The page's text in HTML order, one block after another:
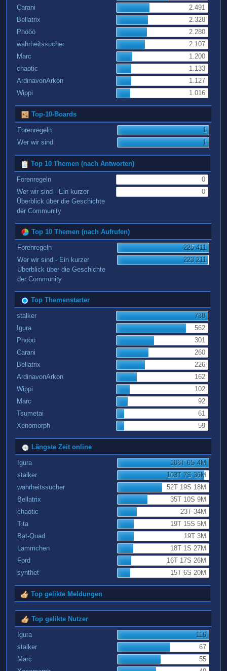
Carani
2.491
Bellatrix
2.328
Phööö
2.280
wahrheitssucher
2.107
Marc
1.200
chaotic
1.133
ArdinavonArkon
1.127
Wippi
1.016
Top-10-Boards
Forenregeln
1
Wer wir sind
1
Top 10 Themen (nach Antworten)
Forenregeln
0
Wer wir sind - Ein kurzer
Überblick über die Geschichte
der Community
0
Top 10 Themen (nach Aufrufen)
Forenregeln
225.411
Wer wir sind - Ein kurzer
Überblick über die Geschichte
der Community
223.211
Top Themenstarter
stalker
738
Igura
562
Phööö
301
Carani
260
Bellatrix
226
ArdinavonArkon
162
Wippi
102
Marc
92
Tsumetai
61
Xenomorph
59
Längste Zeit online
Igura
108T 6S 4M
stalker
103T 7S 36M
wahrheitssucher
52T 19S 18M
Bellatrix
35T 10S 9M
chaotic
23T 34M
Tita
19T 15S 5M
Bat-Quad
19T 3M
Lämmchen
18T 1S 27M
Ford
16T 17S 26M
synthet
15T 6S 20M
Top gelikte Meldungen
Top gelikte Nutzer
Igura
116
stalker
67
Marc
55